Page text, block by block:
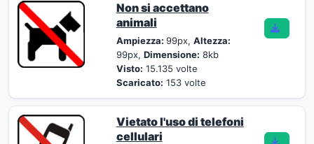
Non si accettano
animali
Ampiezza: 99px, Altezza:
99px, Dimensione: 8kb
Visto: 15.135 volte
Scaricato: 153 volte
Vietato l'uso di telefoni
cellulari